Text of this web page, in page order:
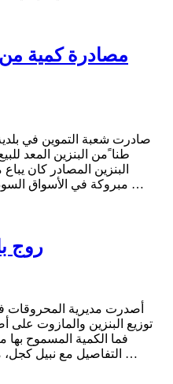
مصادرة كمية من
صادرت شعبة التموين في
طنا ًمن البنزين المعد
البنزين المصادر كان
مبروكة في الأسواق السوداء بأسعار مرتفعة، بحسب مراسل …
روج باش
أصدرت مديرية
توزيع البنزين والمازوت على
فما الكمية المسموح
التفاصيل مع نبيل كجل، مدير المحروقات في كوباني، ضمن …